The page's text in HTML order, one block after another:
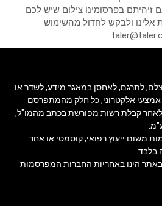
זיהיתם בפרסומינו צילום שיש לכם
אלינו ולבקש לחדול מהשימוש
לתרגם, לאחסן במאגר מידע, לשדר או
אמצעי אלקטרוני, כל חלק מהמתפרסם
קבלת רשות מפורשת בכתב מהמו"ל,
משום ייעוץ רפואי, קוסמטי או אחר.
בלבד.
הינו באחריות החברות המפרסמות